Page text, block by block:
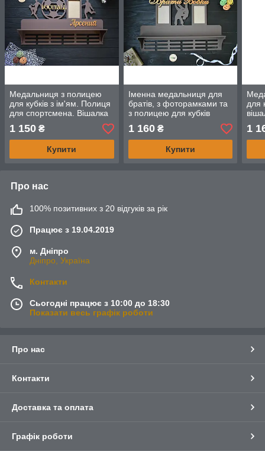
Медальниця з полицею
для кубків з ім'ям. Полиця
для спортсмена. Вішалка
для медалей із
фоторамкою. Футбол
1 150 ₴
Купити
Іменна медальниця для
братів, з фоторамками та
з полицею для кубків
"Боротьба", з дерева
1 160₴
Купити
для
1
Про нас
100% позитивних з 20 відгуків за рік
Працює з 19.04.2019
м. Дніпро
Дніпро, Україна
Контакти
Сьогодні працює з 10:00 до 18:30
Показати весь графік роботи
Про нас
Контакти
Доставка та оплата
Графік роботи